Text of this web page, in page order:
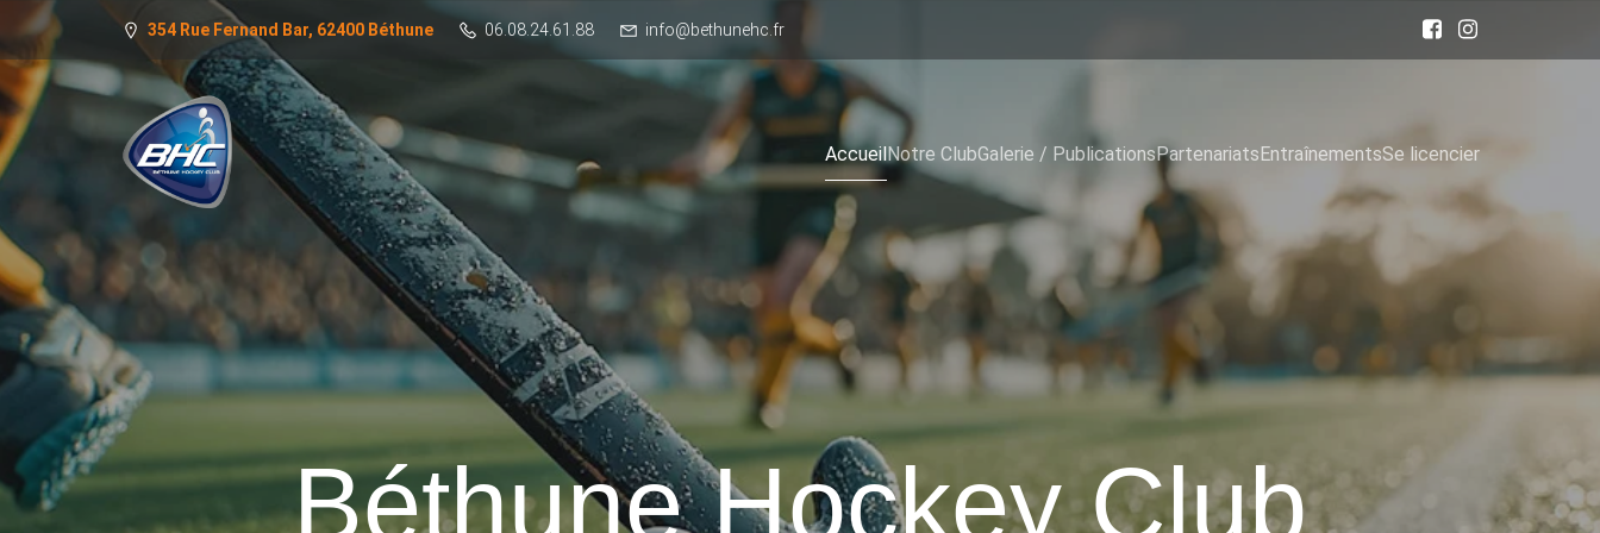
354 Rue Fernand Bar, 62400 Béthune 06.08.24.61.88 info@bethunehc.fr
AccueilNotre ClubGalerie / PublicationsPartenariatsEntraînementsSe licencier
Béthune Hockey Club